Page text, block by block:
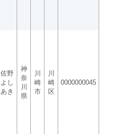
佐野
よし
あき
神
奈
川
県
川
崎
市
川
崎
区
0000000045